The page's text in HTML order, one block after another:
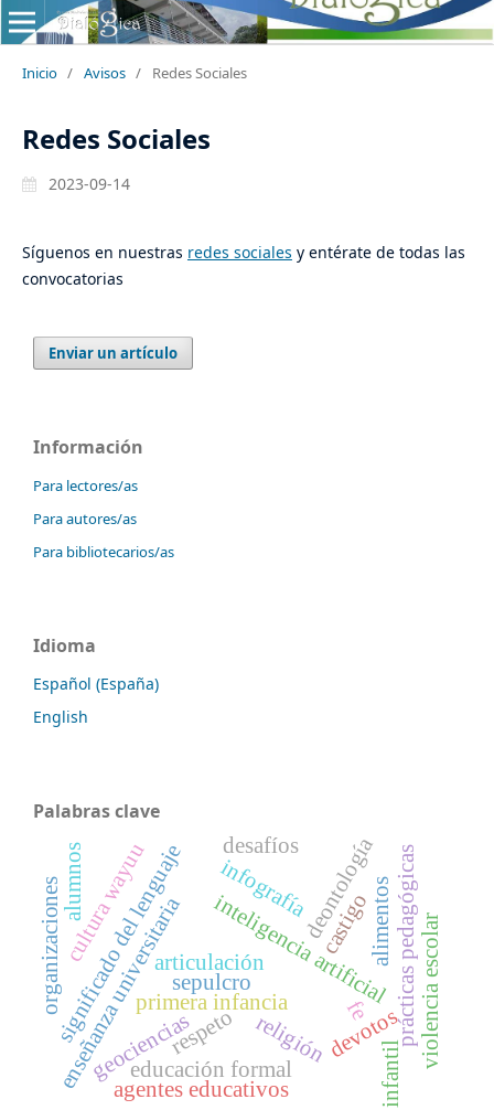
Inicio / Avisos / Redes Sociales
Redes Sociales
2023-09-14
Síguenos en nuestras redes sociales y entérate de todas las
convocatorias
Enviar un artículo
Información
Para lectores/as
Para autores/as
Para bibliotecarios/as
Idioma
Español (España)
English
Palabras clave
inteligencia artificial
enseñanza universitariaprimera infancia
articulación
significado del lenguaje prácticas pedagógicas
cultura wayuu
fe
devotos
sepulcro
geociencias
educación formal
respeto
deontología
violencia escolar
castigo
religión
organizaciones
infantil
alimentos
agentes educativos
infografía
alumnos desafíos